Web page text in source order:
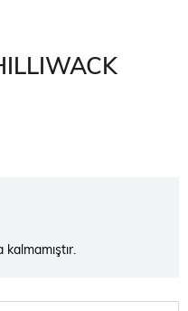
kalmamıştır.